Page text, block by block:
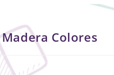
Colores